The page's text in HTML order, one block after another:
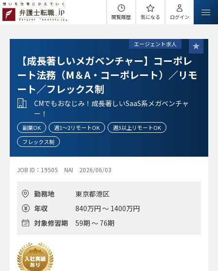
閲覧履歴 気になる ログイン
エージェント求人
【成長著しいメガベンチャー】コーポレ
ート法務（M＆A・コーポレート）／リモ
ート／フレックス制
CMでもおなじみ！成長著しいSaaS系メガベンチャ
ー！
副業OK 週1～2リモートOK
週3以上リモートOK
フレックス制
JOB ID：19505 NAI 2026/06/03
勤務地
東京都港区
年収
840万円 ～ 1400万円
対象修習期
59期 ～ 76期